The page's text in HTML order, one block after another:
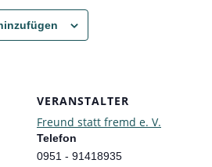
VERANSTALTER
Freund statt fremd e. V.
Telefon
0951 - 91418935